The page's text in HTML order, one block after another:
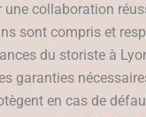
collaboration
sont compris et
du storiste à
garanties
en cas de